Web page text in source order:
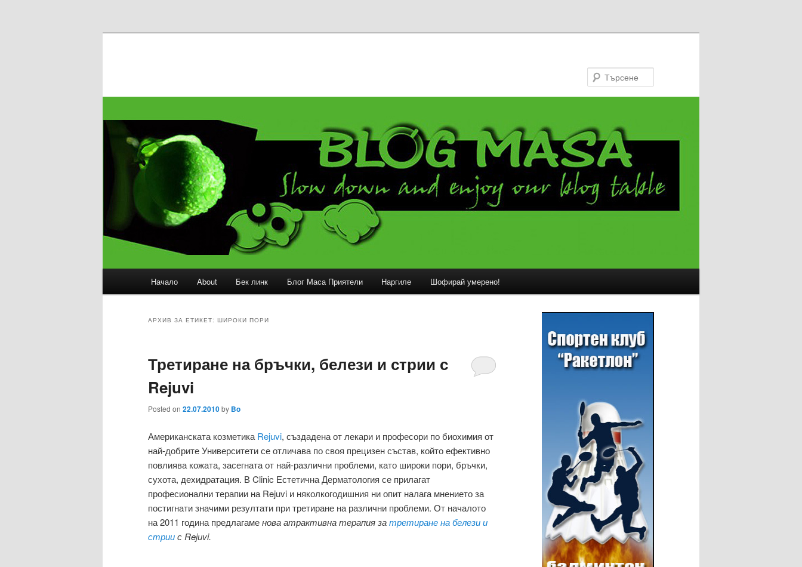
Към
Към
Начало About Бек линк Блог Маса Приятели Наргиле Шофирай умерено!
АРХИВ ЗА ЕТИКЕТ: ШИРОКИ ПОРИ
Третиране на бръчки, белези и стрии с
Rejuvi
Posted on 22.07.2010by Bo
Американската козметика Rejuvi, създадена от лекари и професори по биохимия от
най-добрите Университети се отличава по своя прецизен състав, който ефективно
повлиява кожата, засегната от най-различни проблеми, като широки пори, бръчки,
сухота, дехидратация. В Clinic Естетична Дерматология се прилагат
професионални терапии на Rejuvi и няколкогодишния ни опит налага мнението за
постигнати значими резултати при третиране на различни проблеми. От началото
на 2011 година предлагаменова атрактивна терапия затретиране на белези и
стриис Rejuvi.